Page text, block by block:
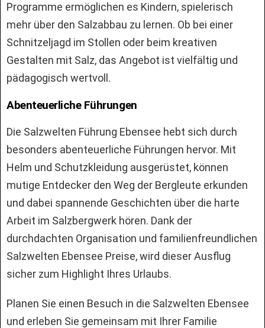
Programme ermöglichen es Kindern, spielerisch
mehr über den Salzabbau zu lernen. Ob bei einer
Schnitzeljagd im Stollen oder beim kreativen
Gestalten mit Salz, das Angebot ist vielfältig und
pädagogisch wertvoll.
Abenteuerliche Führungen
Die Salzwelten Führung Ebensee hebt sich durch
besonders abenteuerliche Führungen hervor. Mit
Helm und Schutzkleidung ausgerüstet, können
mutige Entdecker den Weg der Bergleute erkunden
und dabei spannende Geschichten über die harte
Arbeit im Salzbergwerk hören. Dank der
durchdachten Organisation und familienfreundlichen
Salzwelten Ebensee Preise, wird dieser Ausflug
sicher zum Highlight Ihres Urlaubs.
Planen Sie einen Besuch in die Salzwelten Ebensee
und erleben Sie gemeinsam mit Ihrer Familie